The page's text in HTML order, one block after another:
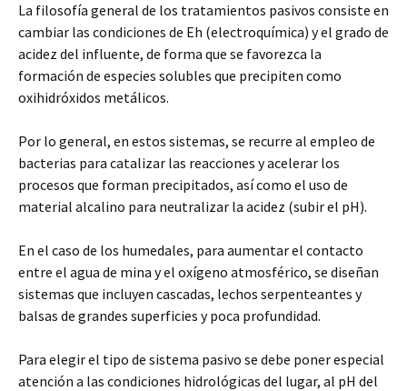
La filosofía general de los tratamientos pasivos consiste en
cambiar las condiciones de Eh (electroquímica) y el grado de
acidez del influente, de forma que se favorezca la
formación de especies solubles que precipiten como
oxihidróxidos metálicos.
Por lo general, en estos sistemas, se recurre al empleo de
bacterias para catalizar las reacciones y acelerar los
procesos que forman precipitados, así como el uso de
material alcalino para neutralizar la acidez (subir el pH).
En el caso de los humedales, para aumentar el contacto
entre el agua de mina y el oxígeno atmosférico, se diseñan
sistemas que incluyen cascadas, lechos serpenteantes y
balsas de grandes superficies y poca profundidad.
Para elegir el tipo de sistema pasivo se debe poner especial
atención a las condiciones hidrológicas del lugar, al pH del